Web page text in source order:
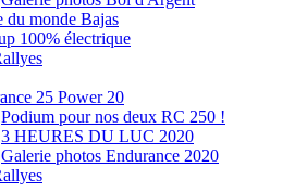
du monde Bajas
100% électrique
25 Power 20
Podium pour nos deux RC 250 !
3 HEURES DU LUC 2020
Galerie photos Endurance 2020